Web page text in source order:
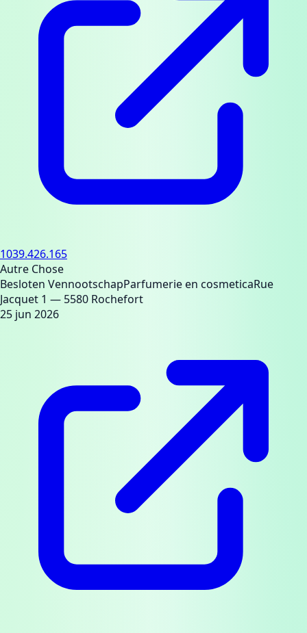
1039.426.165
Autre Chose
Besloten VennootschapParfumerie en cosmeticaRue
Jacquet 1 — 5580 Rochefort
25 jun 2026